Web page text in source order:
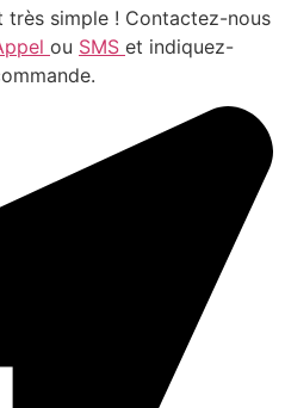
très simple ! Contactez-nous
ou SMS et indiquez-